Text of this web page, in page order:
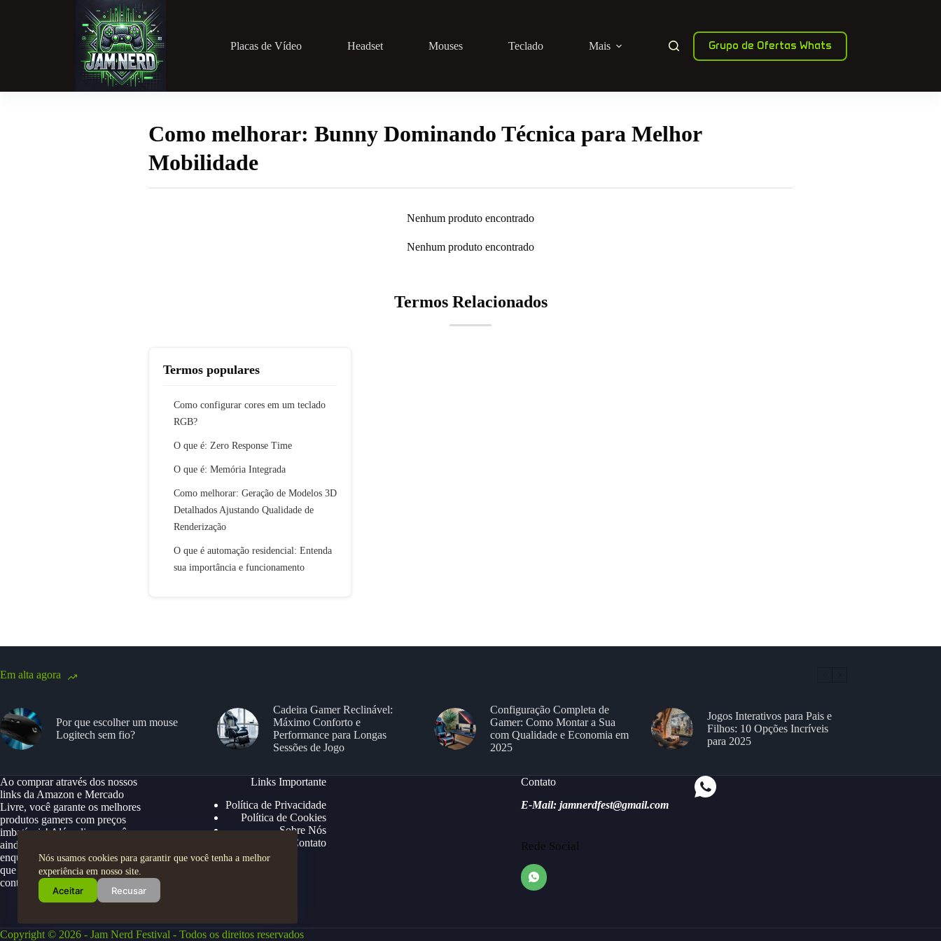
Nós usamos cookies para garantir que você tenha a melhor
experiência em nosso site.
Aceitar Recusar
Placas de Vídeo Headset Mouses Teclado Mais Grupo de Ofertas Whats
Como melhorar: Bunny Dominando Técnica para Melhor
Mobilidade
Nenhum produto encontrado
Nenhum produto encontrado
Termos Relacionados
Termos populares
Como configurar cores em um teclado
RGB?
O que é: Zero Response Time
O que é: Memória Integrada
Como melhorar: Geração de Modelos 3D
Detalhados Ajustando Qualidade de
Renderização
O que é automação residencial: Entenda
sua importância e funcionamento
Em alta agora
Por que escolher um mouse
Logitech sem fio?
Cadeira Gamer Reclinável:
Máximo Conforto e
Performance para Longas
Sessões de Jogo
Configuração Completa de
Gamer: Como Montar a Sua
com Qualidade e Economia em
2025
Jogos Interativos para Pais e
Filhos: 10 Opções Incríveis
para 2025
Ao comprar através dos nossos
links da Amazon e Mercado
Livre, você garante os melhores
produtos gamers com preços
imbatíveis! Além disso, você
ainda ganha descontos exclusivos,
enquanto apoia nosso site para
que possamos continuar trazendo
conteúdos e ofertas especiais.
Links Importante
Política de Privacidade
Política de Cookies
Sobre Nós
Contato
Contato
E-Mail: jamnerdfest@gmail.com
Rede Social
Copyright © 2026 - Jam Nerd Festival - Todos os direitos reservados